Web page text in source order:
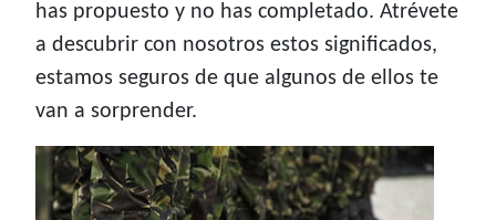
has propuesto y no has completado. Atrévete
a descubrir con nosotros estos significados,
estamos seguros de que algunos de ellos te
van a sorprender.